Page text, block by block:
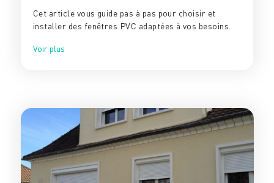
Cet article vous guide pas à pas pour choisir et
installer des fenêtres PVC adaptées à vos besoins.
Voir plus